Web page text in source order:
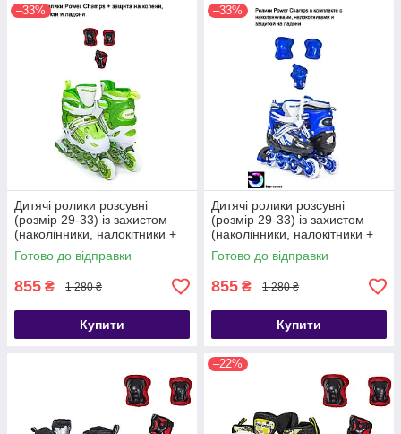
–33%
Дитячі ролики розсувні
(розмір 29-33) із захистом
(наколінники, налокітники +
захист на долоні)
Готово до відправки
855 ₴ 1 280 ₴
Купити
–33%
Дитячі ролики розсувні
(розмір 29-33) із захистом
(наколінники, налокітники +
захист на долоні)
Готово до відправки
855 ₴ 1 280 ₴
Купити
–22%